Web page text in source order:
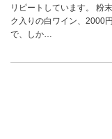
リピートしています。 粉
ク入りの白ワイン、2000
で、しか…